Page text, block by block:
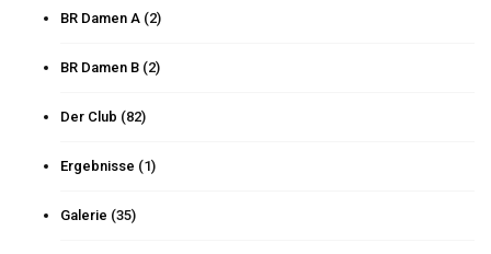
BR Damen A (2)
BR Damen B (2)
Der Club (82)
Ergebnisse (1)
Galerie (35)